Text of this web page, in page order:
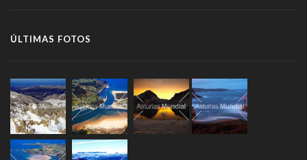
ÚLTIMAS FOTOS